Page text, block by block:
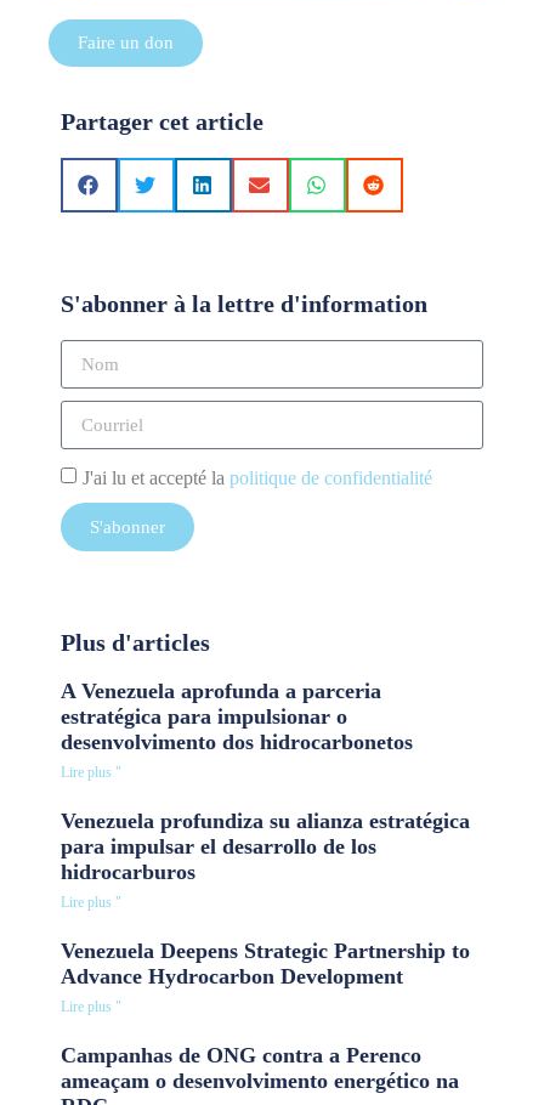
Faire un don
Partager cet article
S'abonner à la lettre d'information
J'ai lu et accepté la politique de confidentialité
S'abonner
Plus d'articles
A Venezuela aprofunda a parceria
estratégica para impulsionar o
desenvolvimento dos hidrocarbonetos
Lire plus "
Venezuela profundiza su alianza estratégica
para impulsar el desarrollo de los
hidrocarburos
Lire plus "
Venezuela Deepens Strategic Partnership to
Advance Hydrocarbon Development
Lire plus "
Campanhas de ONG contra a Perenco
ameaçam o desenvolvimento energético na